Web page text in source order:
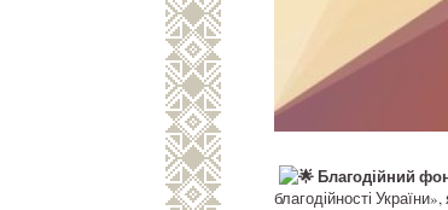
Благодійний
благодійності